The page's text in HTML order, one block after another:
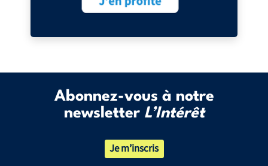
Abonnez-vous à notre
newsletter L’Intérêt
Je m’inscris